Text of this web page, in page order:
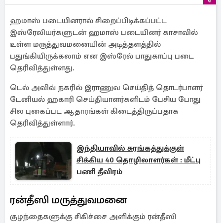
ஹமாஸ் படையினரால் சிறைப்பிடிக்கப்பட்ட
இஸ்ரேலியர்களுடன் ஹமாஸ் படையினர் காசாவில்
உள்ள மருத்துவமனையின் அடித்தளத்தில்
பதுங்கியிருக்கலாம் என இஸ்ரேல் பாதுகாப்பு படை
தெரிவித்துள்ளது.
டெல் அவிவ் நகரில் இராணுவ செய்தித் தொடர்பாளர்
டேனியல் ஹகாரி செய்தியாளர்களிடம் பேசிய போது
சில புகைப்பட ஆதாரங்கள் கிடைத்திருப்பதாக
தெரிவித்துள்ளார்.
இந்தியாவில் சுரங்கத்துக்குள்
சிக்கிய 40 தொழிலாளர்கள் : மீட்பு
பணி தீவிரம்
ரன்தீஸி மருத்துவமனை
குழந்தைகளுக்கு சிகிச்சை அளிக்கும் ரன்தீஸி